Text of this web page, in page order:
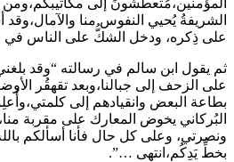
المؤمنين،مُتعطِّشونَ إلى
الشريفةُ يُحيي النفوس منا والآمال،وقد
على ذِكره، ودخل الشكُّ على الناس
ثم يقول ابن سالم في رسالته “وقد
على الزحف إلى جبالنا،وبعد تقهقُر
بطاعة البعض وانقيادهم إلى
البُركاني يخوض المعارك على مقربة
ونصرتي، وعلى كل حال فأنا أسألكم
بخطِّ يَدِكُم،انتهى …”.